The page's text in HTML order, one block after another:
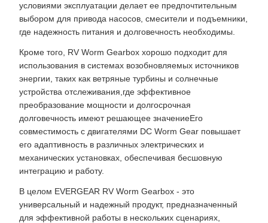
условиями эксплуатации делает ее предпочтительным
выбором для привода насосов, смесители и подъемники,
где надежность питания и долговечность необходимы.
Кроме того, RV Worm Gearbox хорошо подходит для
использования в системах возобновляемых источников
энергии, таких как ветряные турбины и солнечные
устройства отслеживания,где эффективное
преобразование мощности и долгосрочная
долговечность имеют решающее значениеЕго
совместимость с двигателями DC Worm Gear повышает
его адаптивность в различных электрических и
механических установках, обеспечивая бесшовную
интеграцию и работу.
В целом EVERGEAR RV Worm Gearbox - это
универсальный и надежный продукт, предназначенный
для эффективной работы в нескольких сценариях,